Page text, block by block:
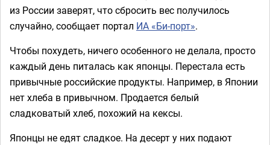
из России заверят, что сбросить вес получилось
случайно, сообщает портал ИА «Би-порт».
Чтобы похудеть, ничего особенного не делала, просто
каждый день питалась как японцы. Перестала есть
привычные российские продукты. Например, в Японии
нет хлеба в привычном. Продается белый
сладковатый хлеб, похожий на кексы.
Японцы не едят сладкое. На десерт у них подают